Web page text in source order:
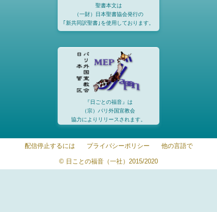
聖書本文は
（一財）日本聖書協会発行の
｢新共同訳聖書｣を使用しております。
『日ごとの福音』は
（宗）パリ外国宣教会
協力によりリリースされます。
配信停止するには プライバシーポリシー 他の言語で
© 日ことの福音（一社）2015/2020